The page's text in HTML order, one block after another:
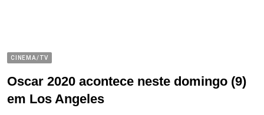
CINEMA/TV
Oscar 2020 acontece neste domingo (9)
em Los Angeles